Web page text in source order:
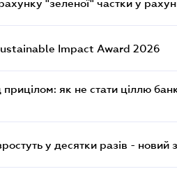
"зеленої" частки у
Impact Award 2026
як не стати ціллю
у десятки разів - новий